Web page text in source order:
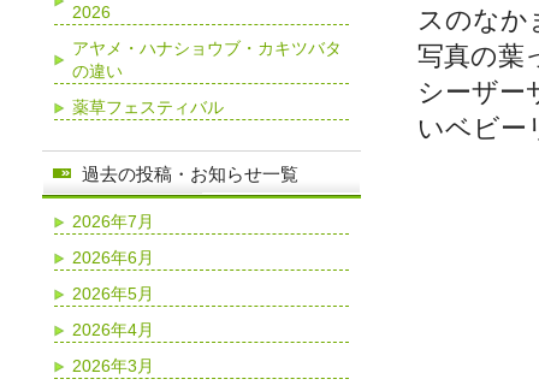
スのなか
写真の葉
シーザー
いベビー
2026
アヤメ・ハナショウブ・カキツバタ
の違い
薬草フェスティバル
過去の投稿・お知らせ一覧
2026年7月
2026年6月
2026年5月
2026年4月
2026年3月